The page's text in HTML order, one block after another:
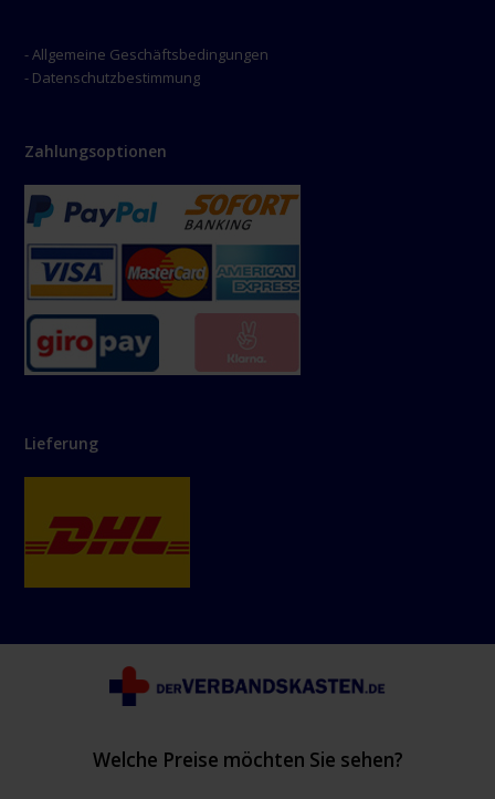
- Allgemeine Geschäftsbedingungen
- Datenschutzbestimmung
Zahlungsoptionen
Lieferung
Welche Preise möchten Sie sehen?